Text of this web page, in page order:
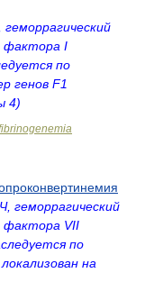
фактора I
по
генов F1
4)
геморрагический
фактора VII
по
на